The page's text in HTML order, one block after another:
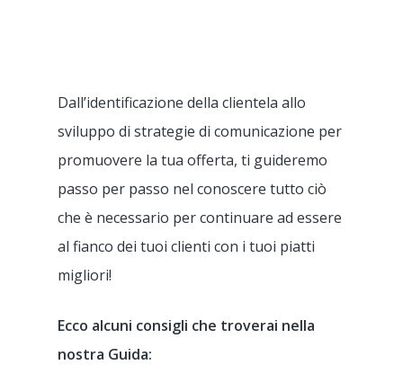
Dall’identificazione della clientela allo
sviluppo di strategie di comunicazione per
promuovere la tua offerta, ti guideremo
passo per passo nel conoscere tutto ciò
che è necessario per continuare ad essere
al fianco dei tuoi clienti con i tuoi piatti
migliori!
Ecco alcuni consigli che troverai nella
nostra Guida: